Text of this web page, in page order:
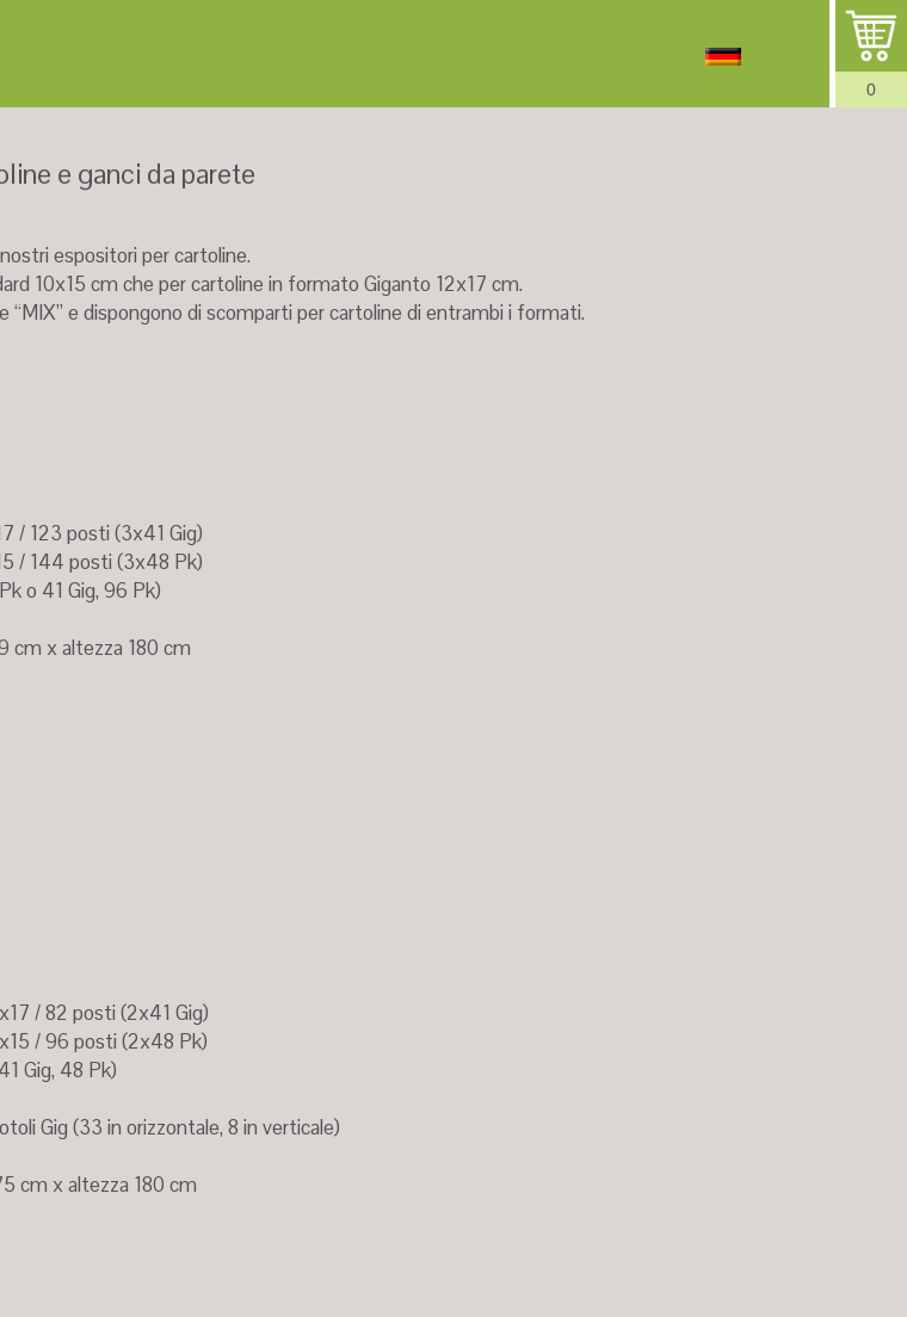
0
e ganci da parete
espositori per cartoline.
10x15 cm che per cartoline in formato Giganto 12x17 cm.
“MIX” e dispongono di scomparti per cartoline di entrambi i formati.
/ 123 posti (3x41 Gig)
/ 144 posti (3x48 Pk)
o 41 Gig, 96 Pk)
cm x altezza 180 cm
/ 82 posti (2x41 Gig)
/ 96 posti (2x48 Pk)
Gig, 48 Pk)
Gig (33 in orizzontale, 8 in verticale)
cm x altezza 180 cm